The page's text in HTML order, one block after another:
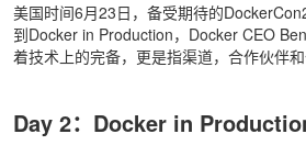
美国时间6月23日，备受期待的
到Docker in Production，Docker CEO
着技术上的完备，更是指渠道，合作伙伴
Day 2：Docker in